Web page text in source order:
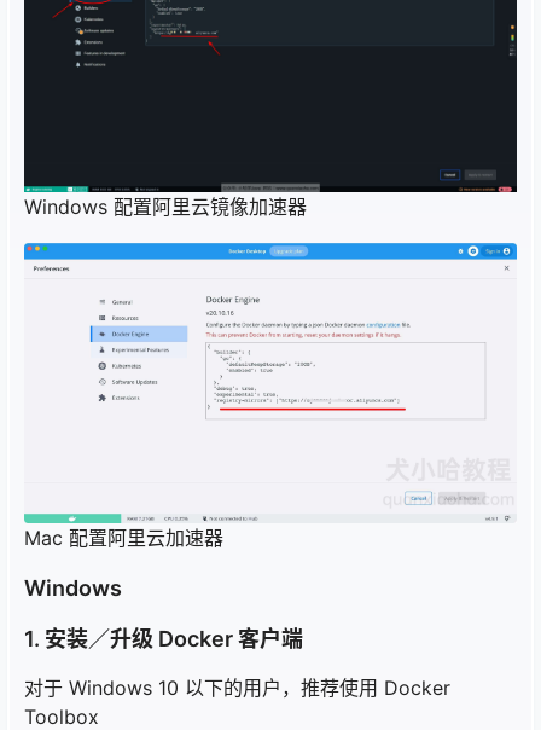
Windows 配置阿里云镜像加速器
Mac 配置阿里云加速器
Windows
1. 安装／升级 Docker 客户端
对于 Windows 10 以下的用户，推荐使用 Docker
Toolbox